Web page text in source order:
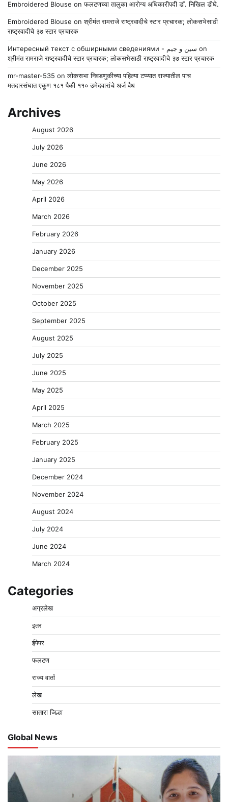
Embroidered Blouse onफलटणच्या तालुका आरोग्य अधिकारीपदी डॉ. निखिल डीघे.
Embroidered Blouse onश्रीमंत रामराजे राष्ट्रवादीचे स्टार प्रचारक; लोकसभेसाठी
राष्ट्रवादीचे ३७ स्टार प्रचारक
Интересный текст с обширными сведениями - سين و جيم on
श्रीमंत रामराजे राष्ट्रवादीचे स्टार प्रचारक; लोकसभेसाठी राष्ट्रवादीचे ३७ स्टार प्रचारक
mr-master-535 onलोकसभा निवडणुकीच्या पहिल्या टप्प्यात राज्यातील पाच
मतदारसंघात एकूण १८१ पैकी ११० उमेदवारांचे अर्ज वैध
Archives
August 2026
July 2026
June 2026
May 2026
April 2026
March 2026
February 2026
January 2026
December 2025
November 2025
October 2025
September 2025
August 2025
July 2025
June 2025
May 2025
April 2025
March 2025
February 2025
January 2025
December 2024
November 2024
August 2024
July 2024
June 2024
March 2024
Categories
अग्रलेख
इतर
ईपेपर
फलटण
राज्य वार्ता
लेख
सातारा जिल्हा
Global News